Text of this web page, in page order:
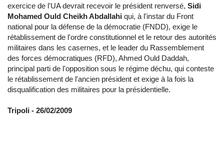
exercice de l'UA devrait recevoir le président renversé, Sidi
Mohamed Ould Cheikh Abdallahi qui, à l'instar du Front
national pour la défense de la démocratie (FNDD), exige le
rétablissement de l'ordre constitutionnel et le retour des autorités
militaires dans les casernes, et le leader du Rassemblement
des forces démocratiques (RFD), Ahmed Ould Daddah,
principal parti de l'opposition sous le régime déchu, qui conteste
le rétablissement de l'ancien président et exige à la fois la
disqualification des militaires pour la présidentielle.
Tripoli - 26/02/2009